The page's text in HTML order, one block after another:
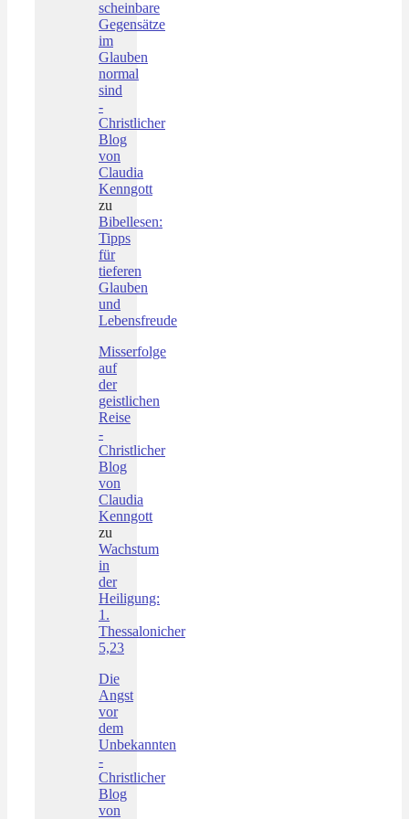
scheinbare
Gegensätze
im
Glauben
normal
sind
-
Christlicher
Blog
von
Claudia
Kenngott
zu
Bibellesen:
Tipps
für
tieferen
Glauben
und
Lebensfreude
Misserfolge
auf
der
geistlichen
Reise
-
Christlicher
Blog
von
Claudia
Kenngott
zu
Wachstum
in
der
Heiligung:
1.
Thessalonicher
5,23
Die
Angst
vor
dem
Unbekannten
-
Christlicher
Blog
von